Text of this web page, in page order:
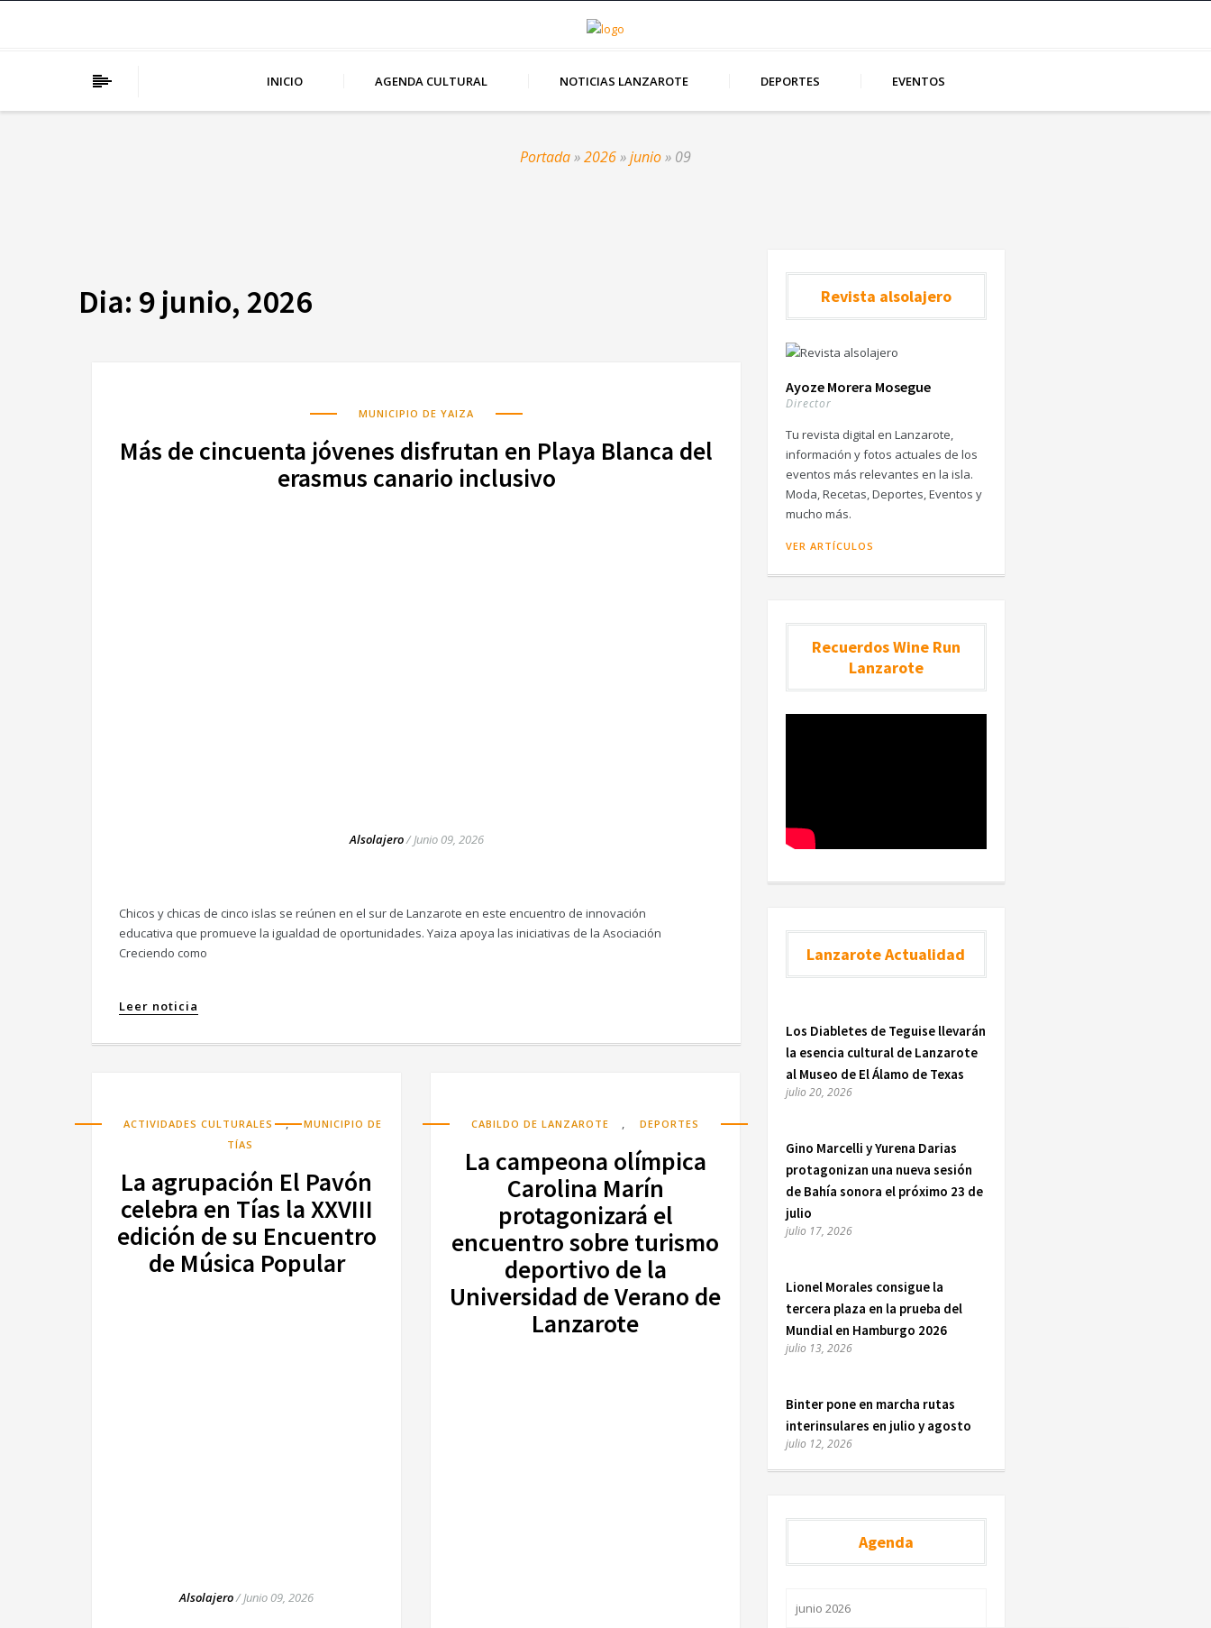
INICIO AGENDA CULTURAL NOTICIAS LANZAROTE DEPORTES EVENTOS
Portada»2026»junio» 09
Dia: 9 junio, 2026
MUNICIPIO DE YAIZA
Más de cincuenta jóvenes disfrutan en Playa Blanca del
erasmus canario inclusivo
Alsolajero/Junio 09, 2026
Chicos y chicas de cinco islas se reúnen en el sur de Lanzarote en este encuentro de innovación
educativa que promueve la igualdad de oportunidades. Yaiza apoya las iniciativas de la Asociación
Creciendo como
Leer noticia
ACTIVIDADES CULTURALES ,
MUNICIPIO DE
TÍAS
La agrupación El Pavón
celebra en Tías la XXVIII
edición de su Encuentro
de Música Popular
Alsolajero/Junio 09, 2026
CABILDO DE LANZAROTE , DEPORTES
La campeona olímpica
Carolina Marín
protagonizará el
encuentro sobre turismo
deportivo de la
Universidad de Verano de
Lanzarote
Revista alsolajero
Ayoze Morera Mosegue
Director
Tu revista digital en Lanzarote,
información y fotos actuales de los
eventos más relevantes en la isla.
Moda, Recetas, Deportes, Eventos y
mucho más.
VER ARTÍCULOS
Recuerdos Wine Run
Lanzarote
Lanzarote Actualidad
Los Diabletes de Teguise llevarán
la esencia cultural de Lanzarote
al Museo de El Álamo de Texas
julio 20, 2026
Gino Marcelli y Yurena Darias
protagonizan una nueva sesión
de Bahía sonora el próximo 23 de
julio
julio 17, 2026
Lionel Morales consigue la
tercera plaza en la prueba del
Mundial en Hamburgo 2026
julio 13, 2026
Binter pone en marcha rutas
interinsulares en julio y agosto
julio 12, 2026
Agenda
junio 2026